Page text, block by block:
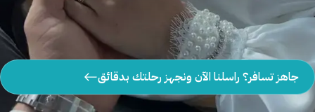
جاهز تسافر؟ راسلنا الآن ونجهز رحلتك بدقائق